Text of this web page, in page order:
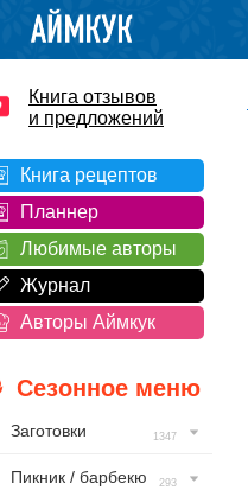
Книга отзывов
и предложений
Книга рецептов
Планнер
Любимые авторы
Журнал
Авторы Аймкук
Сезонное меню
Заготовки 1347
Пикник / барбекю 293